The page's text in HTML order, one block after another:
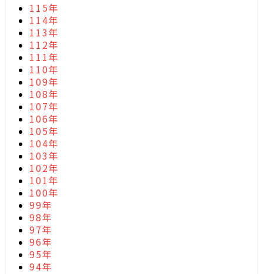
115年
114年
113年
112年
111年
110年
109年
108年
107年
106年
105年
104年
103年
102年
101年
100年
99年
98年
97年
96年
95年
94年